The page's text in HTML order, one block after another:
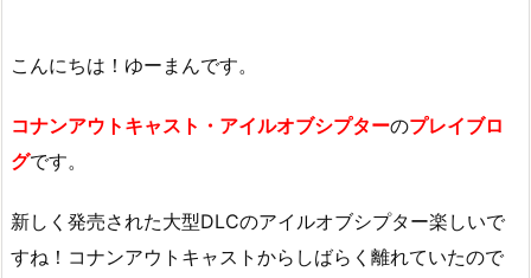
こんにちは！ゆーまんです。
コナンアウトキャスト・アイルオブシプターのプレイブロ
グです。
新しく発売された大型DLCのアイルオブシプター楽しいで
すね！コナンアウトキャストからしばらく離れていたので